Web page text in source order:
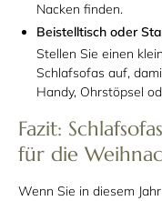
Nacken finden.
Beistelltisch oder
Stellen Sie einen
Schlafsofas auf,
Handy, Ohrstöpsel
Fazit:
für die
Wenn Sie in diesem